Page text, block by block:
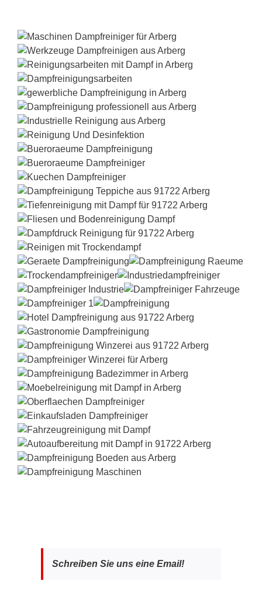
Schreiben Sie uns eine Email!